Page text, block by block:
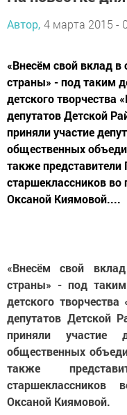
Автор, 4 марта 2015 -
«Внесём свой вклад в
страны» - под таким
детского творчества
депутатов Детской
приняли участие
общественных
также представители
старшеклассников во
Оксаной Киямовой....
«Внесём свой
страны» - под
детского
депутатов Детской
приняли участие
общественных
также
старшеклассников
Оксаной Киямовой.